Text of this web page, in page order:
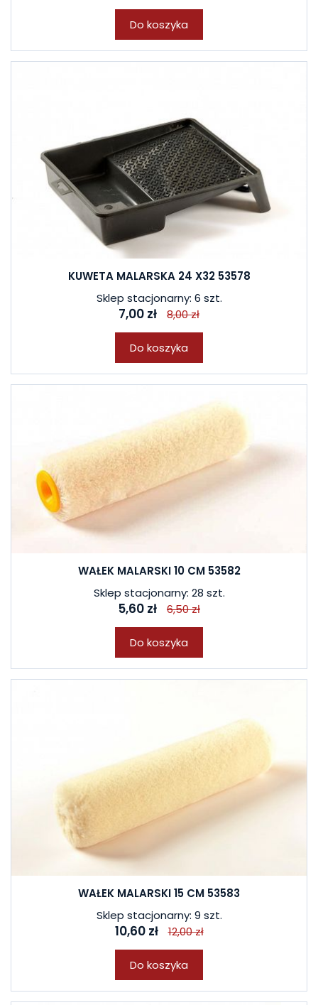
Do koszyka
KUWETA MALARSKA 24 X32 53578
Sklep stacjonarny: 6 szt.
7,00 zł 8,00 zł
Do koszyka
WAŁEK MALARSKI 10 CM 53582
Sklep stacjonarny: 28 szt.
5,60 zł 6,50 zł
Do koszyka
WAŁEK MALARSKI 15 CM 53583
Sklep stacjonarny: 9 szt.
10,60 zł 12,00 zł
Do koszyka